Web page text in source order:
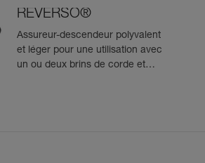
REVERSO®
Assureur-descendeur polyvalent
et léger pour une utilisation avec
un ou deux brins de corde et